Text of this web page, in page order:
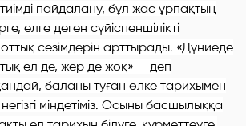
пайдалану, бұл жас ұрпақтың
елге деген сүйіспеншілікті
сезімдерін арттырады. «Дүниеде
ел де, жер де жоқ» — деп
баланы туған өлке тарихымен
міндетіміз. Осыны басшылыққа